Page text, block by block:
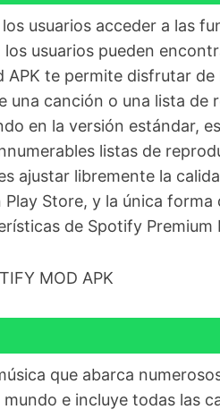
usuarios acceder a las
usuarios pueden
te permite disfrutar
canción o una lista de
en la versión estándar,
listas de
ajustar libremente la
Store, y la única
de Spotify Premium
que abarca
e incluye todas las